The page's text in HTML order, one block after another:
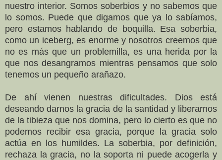
nuestro interior. Somos soberbios y no sabemos que
lo somos. Puede que digamos que ya lo sabíamos,
pero estamos hablando de boquilla. Esa soberbia,
como un iceberg, es enorme y nosotros creemos que
no es más que un problemilla, es una herida por la
que nos desangramos mientras pensamos que solo
tenemos un pequeño arañazo.
De ahí vienen nuestras dificultades. Dios está
deseando darnos la gracia de la santidad y liberarnos
de la tibieza que nos domina, pero lo cierto es que no
podemos recibir esa gracia, porque la gracia solo
actúa en los humildes. La soberbia, por definición,
rechaza la gracia, no la soporta ni puede acogerla y